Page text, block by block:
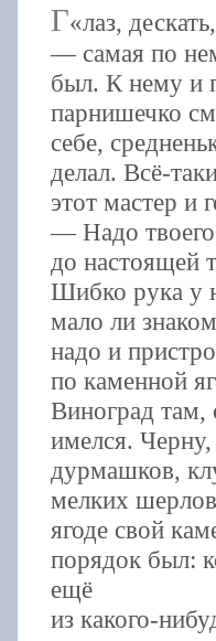
Г лаз,
— самая по
был. К нему и
парнишечко
себе,
делал. Всё-
этот мастер и
— Надо
до настоящей
Шибко рука у
мало ли
надо и
по каменной
Виноград там,
имелся.
дурмашков,
мелких
ягоде свой
порядок был:
ещё
из какого-